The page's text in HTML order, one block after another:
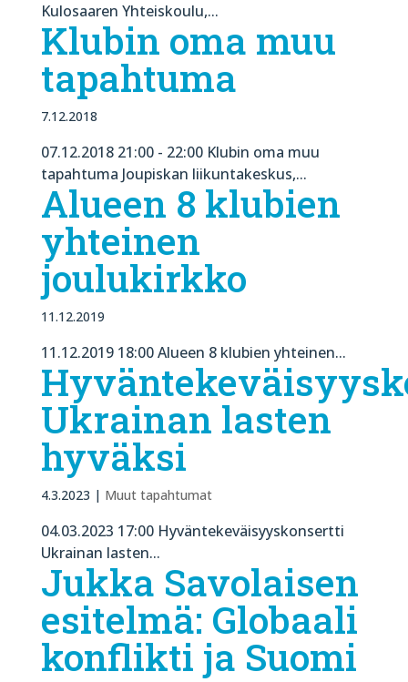
Kulosaaren Yhteiskoulu,...
Klubin oma muu
tapahtuma
7.12.2018
07.12.2018 21:00 - 22:00 Klubin oma muu
tapahtuma Joupiskan liikuntakeskus,...
Alueen 8 klubien
yhteinen
joulukirkko
11.12.2019
11.12.2019 18:00 Alueen 8 klubien yhteinen...
Ukrainan lasten
hyväksi
4.3.2023 | Muut tapahtumat
04.03.2023 17:00 Hyväntekeväisyyskonsertti
Ukrainan lasten...
Jukka Savolaisen
esitelmä: Globaali
konflikti ja Suomi